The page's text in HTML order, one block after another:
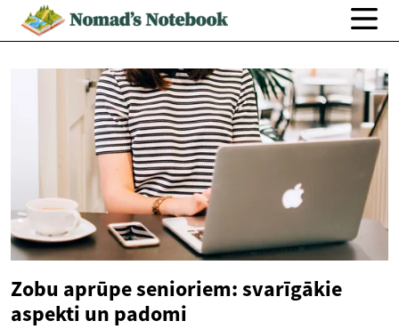
Zobu aprūpe senioriem: svarīgākie
aspekti un padomi